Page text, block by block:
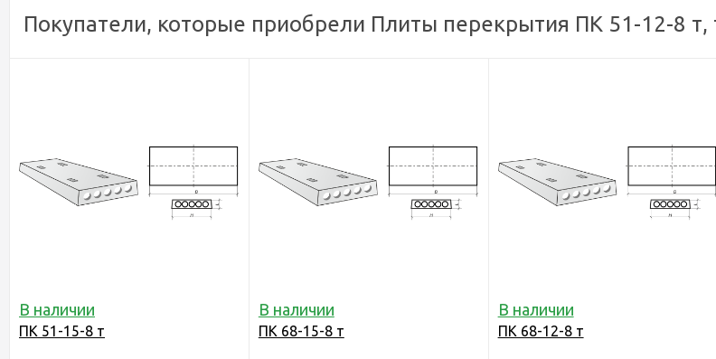
Покупатели, которые приобрели Плиты перекрытия ПК 51-12-8 т,
В наличии
ПК 51-15-8 т
В наличии
ПК 68-15-8 т
В наличии
ПК 68-12-8 т